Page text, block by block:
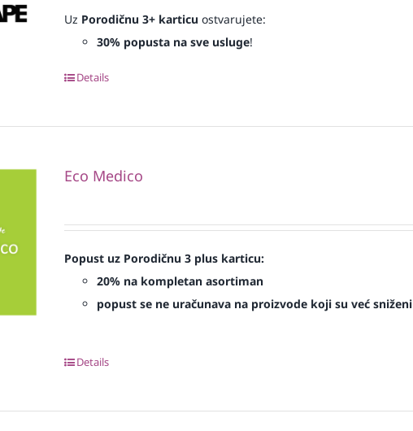
Uz Porodičnu 3+ karticu ostvarujete:
30% popusta na sve usluge!
Details
Eco Medico
Popust uz Porodičnu 3 plus karticu:
20% na kompletan asortiman
popust se ne uračunava na proizvode koji su već sniženi
Details